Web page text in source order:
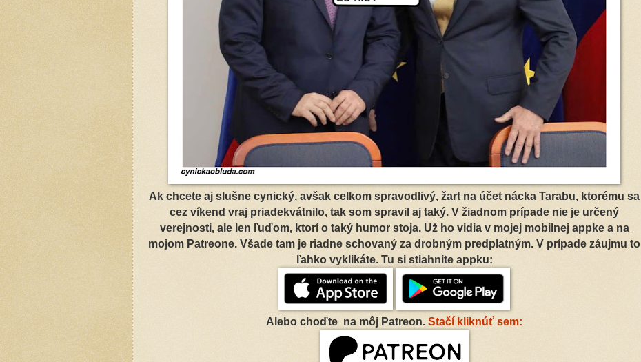
Ak chcete aj slušne cynický, avšak celkom spravodlivý, žart na účet nácka Tarabu, ktorému sa
cez víkend vraj priadekvátnilo, tak som spravil aj taký. V žiadnom prípade nie je určený
verejnosti, ale len ľuďom, ktorí o taký humor stoja. Už ho vidia v mojej mobilnej appke a na
mojom Patreone. Všade tam je riadne schovaný za drobným predplatným. V prípade záujmu to
ľahko vyklikáte. Tu si stiahnite appku:
Alebo choďte na môj Patreon. Stačí kliknúť sem: